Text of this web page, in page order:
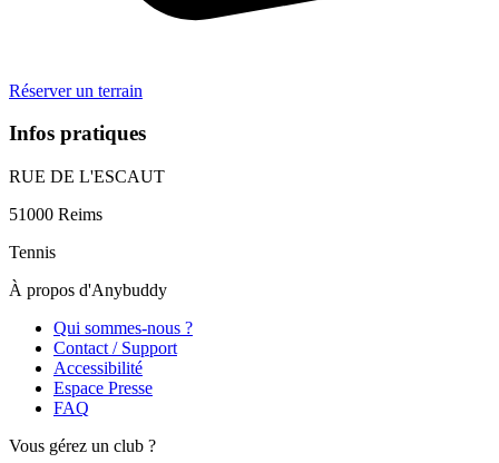
Réserver un terrain
Infos pratiques
RUE DE L'ESCAUT
51000 Reims
Tennis
À propos d'Anybuddy
Qui sommes-nous ?
Contact / Support
Accessibilité
Espace Presse
FAQ
Vous gérez un club ?